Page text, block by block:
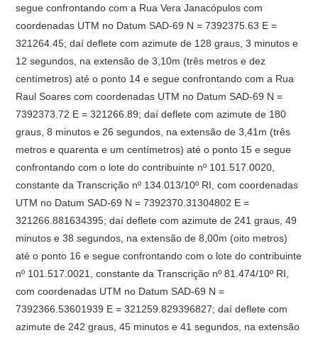
segue confrontando com a Rua Vera Janacópulos com
coordenadas UTM no Datum SAD-69 N = 7392375.63 E =
321264.45; daí deflete com azimute de 128 graus, 3 minutos e
12 segundos, na extensão de 3,10m (três metros e dez
centímetros) até o ponto 14 e segue confrontando com a Rua
Raul Soares com coordenadas UTM no Datum SAD-69 N =
7392373.72 E = 321266.89; daí deflete com azimute de 180
graus, 8 minutos e 26 segundos, na extensão de 3,41m (três
metros e quarenta e um centímetros) até o ponto 15 e segue
confrontando com o lote do contribuinte nº 101.517.0020,
constante da Transcrição nº 134.013/10º RI, com coordenadas
UTM no Datum SAD-69 N = 7392370.31304802 E =
321266.881634395; daí deflete com azimute de 241 graus, 49
minutos e 38 segundos, na extensão de 8,00m (oito metros)
até o ponto 16 e segue confrontando com o lote do contribuinte
nº 101.517.0021, constante da Transcrição nº 81.474/10º RI,
com coordenadas UTM no Datum SAD-69 N =
7392366.53601939 E = 321259.829396827; daí deflete com
azimute de 242 graus, 45 minutos e 41 segundos, na extensão